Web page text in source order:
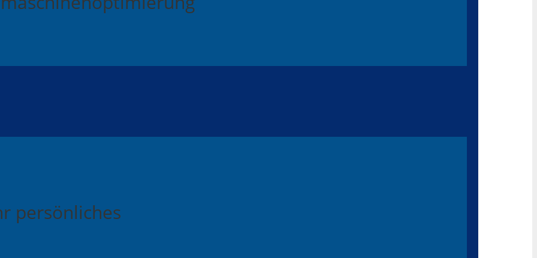
persönliches